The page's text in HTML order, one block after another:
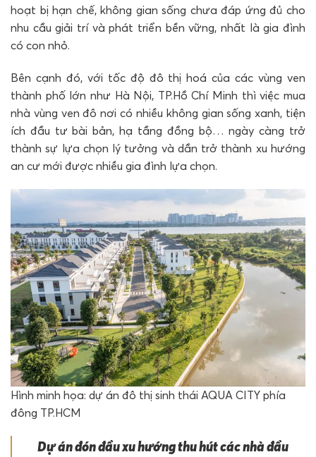
hoạt bị hạn chế, không gian sống chưa đáp ứng đủ cho
nhu cầu giải trí và phát triển bền vững, nhất là gia đình
có con nhỏ.
Bên cạnh đó, với tốc độ đô thị hoá của các vùng ven
thành phố lớn như Hà Nội, TP.Hồ Chí Minh thì việc mua
nhà vùng ven đô nơi có nhiều không gian sống xanh, tiện
ích đầu tư bài bản, hạ tầng đồng bộ… ngày càng trở
thành sự lựa chọn lý tưởng và dần trở thành xu hướng
an cư mới được nhiều gia đình lựa chọn.
Hình minh họa: dự án đô thị sinh thái AQUA CITY phía
đông TP.HCM
Dự án đón đầu xu hướng thu hút các nhà đầu